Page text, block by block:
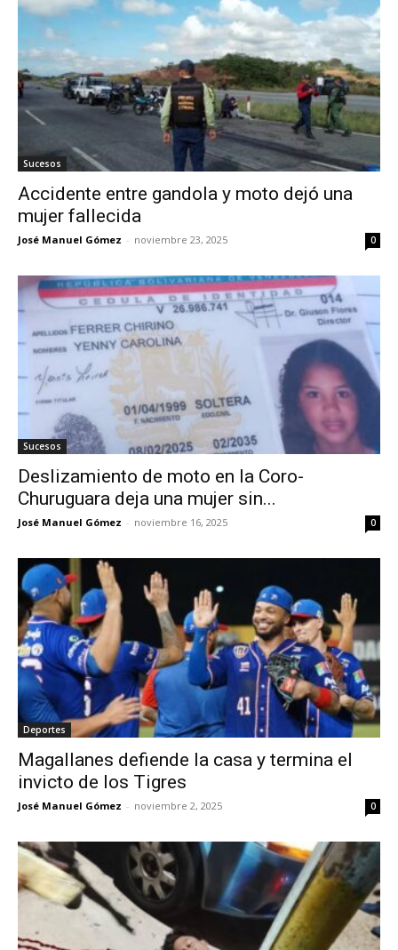
Sucesos
Accidente entre gandola y moto dejó una
mujer fallecida
José Manuel Gómez - noviembre 23, 2025 0
Sucesos
Deslizamiento de moto en la Coro-
Churuguara deja una mujer sin...
José Manuel Gómez - noviembre 16, 2025 0
Deportes
Magallanes defiende la casa y termina el
invicto de los Tigres
José Manuel Gómez - noviembre 2, 2025 0